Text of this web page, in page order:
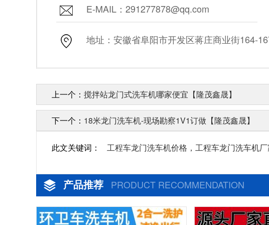
E-MAIL：291277878@qq.com
地址：安徽省阜阳市开发区蒋庄商业街164-
上一个： 搅拌站龙门式洗车机哪家便宜【隆茂鑫晟】
下一个： 18米龙门洗车机-现场勘察1V1订做【隆茂鑫晟】
此文关键词： 工程车龙门洗车机价格，工程车龙门洗车机
产品推荐 PRODUCT RECOMMENDATION